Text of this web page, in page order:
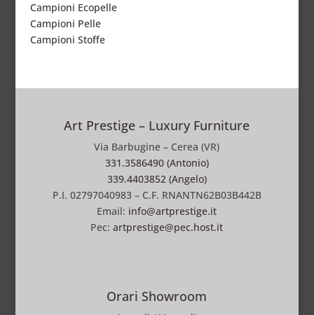
Campioni Ecopelle
Campioni Pelle
Campioni Stoffe
Art Prestige – Luxury Furniture
Via Barbugine – Cerea (VR)
331.3586490 (Antonio)
339.4403852 (Angelo)
P.I. 02797040983 – C.F. RNANTN62B03B442B
Email: info@artprestige.it
Pec:artprestige@pec.host.it
Orari Showroom